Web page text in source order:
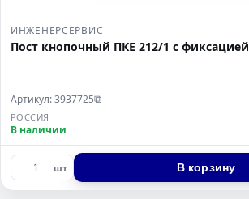
ИНЖЕНЕРСЕРВИС
Пост кнопочный ПКЕ 212/1 с фиксацией
Артикул: 3937725⧉
РОССИЯ
В наличии
шт В корзину